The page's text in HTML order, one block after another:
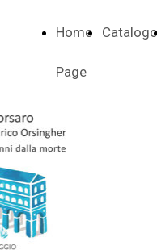
Home
Page
Catalogo